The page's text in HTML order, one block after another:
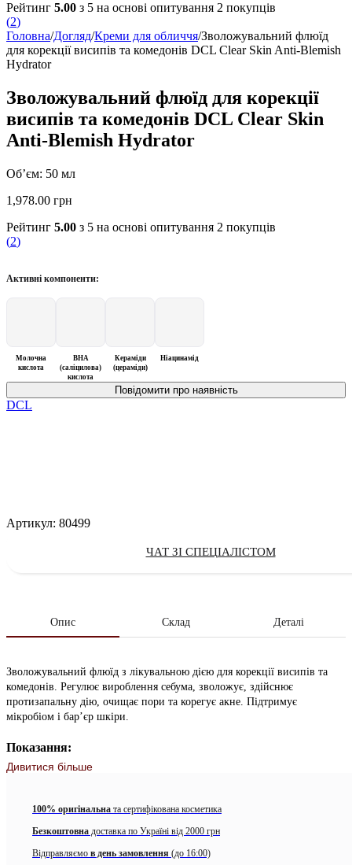
Рейтинг 5.00 з 5 на основі опитування 2 покупців
(2)
Головна/Догляд/Креми для обличчя/Зволожувальний флюїд
для корекції висипів та комедонів DCL Clear Skin Anti-Blemish
Hydrator
Зволожувальний флюїд для корекції
висипів та комедонів DCL Clear Skin
Anti-Blemish Hydrator
Об’єм: 50 мл
1,978.00 грн
Рейтинг 5.00 з 5 на основі опитування 2 покупців
(2)
Активні компоненти:
Молочна
кислота
BHA
(саліцилова)
кислота
Кераміди
(цераміди)
Ніацинамід
DCL
Артикул: 80499
ЧАТ ЗІ СПЕЦІАЛІСТОМ
Опис Склад Деталі
Зволожувальний флюїд з лікувальною дією для корекції висипів та
комедонів. Регулює вироблення себума, зволожує, здійснює
протизапальну дію, очищає пори та корегує акне. Підтримує
мікробіом і бар’єр шкіри.
Показання:
відкриті та закриті комедони;
розширені пори.
Дивитися більше
100% оригінальна та сертифікована косметика
Безкоштовна доставка по Україні від 2000 грн
Відправляємо в день замовлення (до 16:00)
коментар 👀
1 годину ago
View on Instagram 1/4